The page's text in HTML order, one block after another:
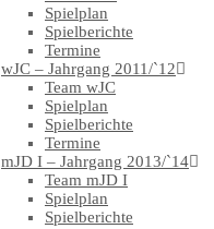
Spielplan
Spielberichte
Termine
wJC – Jahrgang 2011/`12
Team wJC
Spielplan
Spielberichte
Termine
mJD I – Jahrgang 2013/`14
Team mJD I
Spielplan
Spielberichte